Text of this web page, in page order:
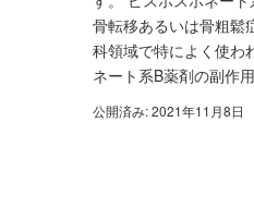
骨転移あるいは骨粗鬆
科領域で特によく使わ
ネート系B薬剤の副作
公開済み: 2021年11月8日